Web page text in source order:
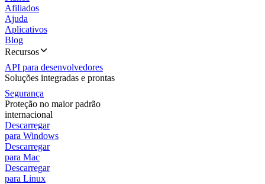
Afiliados
Ajuda
Aplicativos
Blog
Recursos
API para desenvolvedores
Soluções integradas e prontas
Segurança
Proteção no maior padrão
internacional
Descarregar
para Windows
Descarregar
para Mac
Descarregar
para Linux